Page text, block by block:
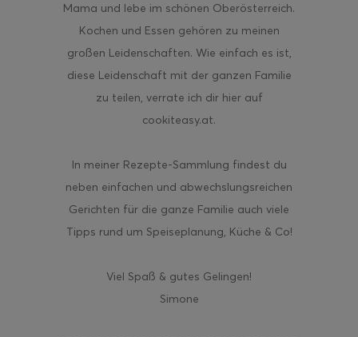
Mama und lebe im schönen Oberösterreich.
Kochen und Essen gehören zu meinen
großen Leidenschaften. Wie einfach es ist,
diese Leidenschaft mit der ganzen Familie
zu teilen, verrate ich dir hier auf
cookiteasy.at.
In meiner Rezepte-Sammlung findest du
neben einfachen und abwechslungsreichen
Gerichten für die ganze Familie auch viele
Tipps rund um Speiseplanung, Küche & Co!
Viel Spaß & gutes Gelingen!
Simone